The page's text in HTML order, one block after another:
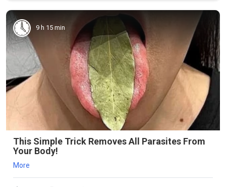
9 h 15 min
This Simple Trick Removes All Parasites From
Your Body!
More